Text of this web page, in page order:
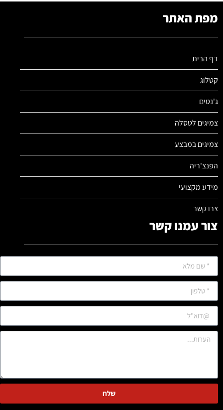
מפת האתר
דף הבית
קטלוג
ג'נטים
צמיגים לטסלה
צמיגים במבצע
הפנצ'ריה
מידע מקצועי
צרו קשר
צור עמנו קשר
שלח